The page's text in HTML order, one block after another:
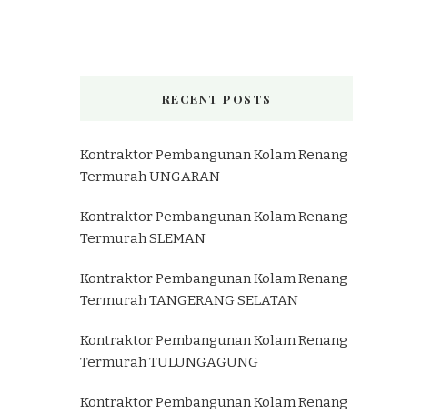
RECENT POSTS
Kontraktor Pembangunan Kolam Renang
Termurah UNGARAN
Kontraktor Pembangunan Kolam Renang
Termurah SLEMAN
Kontraktor Pembangunan Kolam Renang
Termurah TANGERANG SELATAN
Kontraktor Pembangunan Kolam Renang
Termurah TULUNGAGUNG
Kontraktor Pembangunan Kolam Renang